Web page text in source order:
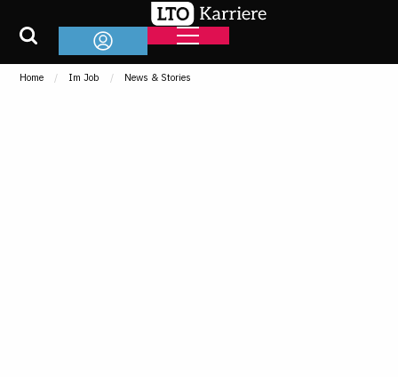
Home Im Job News & Stories